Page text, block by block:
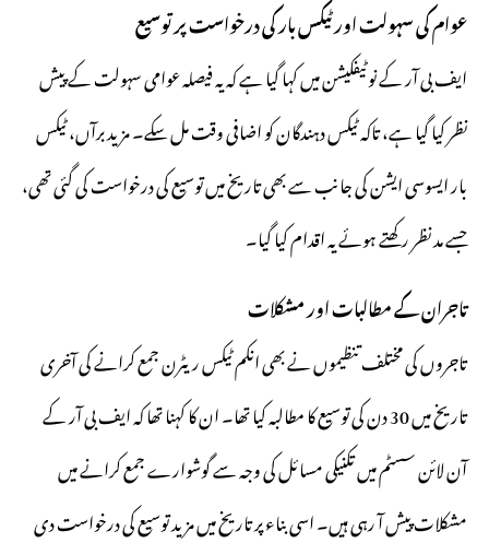
عوام کی سہولت اور ٹیکس بار کی درخواست پر توسیع
ایف بی آر کے نوٹیفکیشن میں کہا گیا ہے کہ یہ فیصلہ عوامی سہولت کے پیش
نظر کیا گیا ہے، تاکہ ٹیکس دہندگان کو اضافی وقت مل سکے۔ مزید برآں، ٹیکس
بار ایسوسی ایشن کی جانب سے بھی تاریخ میں توسیع کی درخواست کی گئی تھی،
جسے مد نظر رکھتے ہوئے یہ اقدام کیا گیا۔
تاجران کے مطالبات اور مشکلات
تاجروں کی مختلف تنظیموں نے بھی انکم ٹیکس ریٹرن جمع کرانے کی آخری
تاریخ میں 30 دن کی توسیع کا مطالبہ کیا تھا۔ ان کا کہنا تھا کہ ایف بی آر کے
آن لائن سسٹم میں تکنیکی مسائل کی وجہ سے گوشوارے جمع کرانے میں
مشکلات پیش آ رہی ہیں۔ اسی بناء پر تاریخ میں مزید توسیع کی درخواست دی